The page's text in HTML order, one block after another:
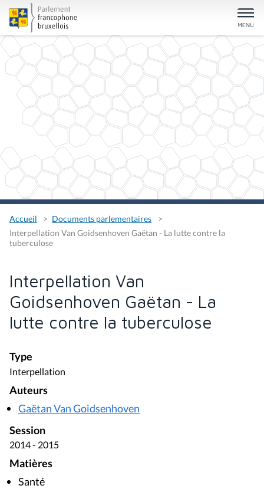
Accueil
Documents parlementaires
Interpellation Van Goidsenhoven Gaëtan - La lutte contre la
tuberculose
Interpellation Van
Goidsenhoven Gaëtan - La
lutte contre la tuberculose
Type
Interpellation
Auteurs
Gaëtan Van Goidsenhoven
Session
2014 - 2015
Matières
Santé